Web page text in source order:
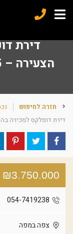
דירת
הצעירה – 5.5 חדרים פלוס גג 65 מ”ר
חזרה לחיפוש
דירת דופלקס למכירה בהרצליה הצעירה
₪3.750.000
054-7419238
צפה במפה